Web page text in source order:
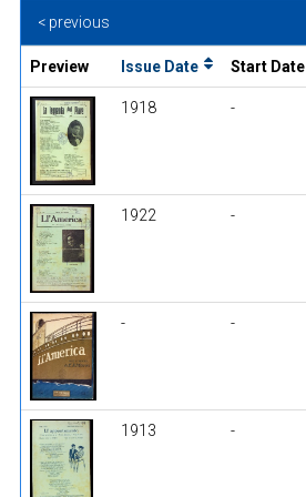
< previous
Preview Issue Date Start Date
1918 -
1922 -
- -
1913 -